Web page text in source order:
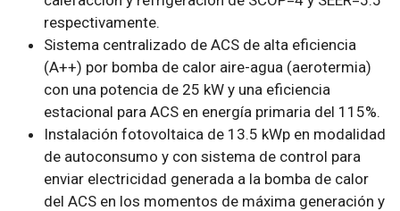
respectivamente.
Sistema centralizado de ACS de alta eficiencia
(A++) por bomba de calor aire-agua (aerotermia)
con una potencia de 25 kW y una eficiencia
estacional para ACS en energía primaria del 115%.
Instalación fotovoltaica de 13.5 kWp en modalidad
de autoconsumo y con sistema de control para
enviar electricidad generada a la bomba de calor
del ACS en los momentos de máxima generación y